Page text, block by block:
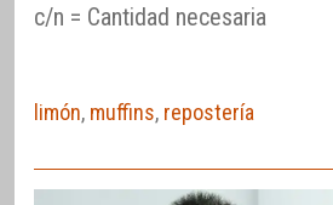
c/n = Cantidad necesaria
limón, muffins, repostería